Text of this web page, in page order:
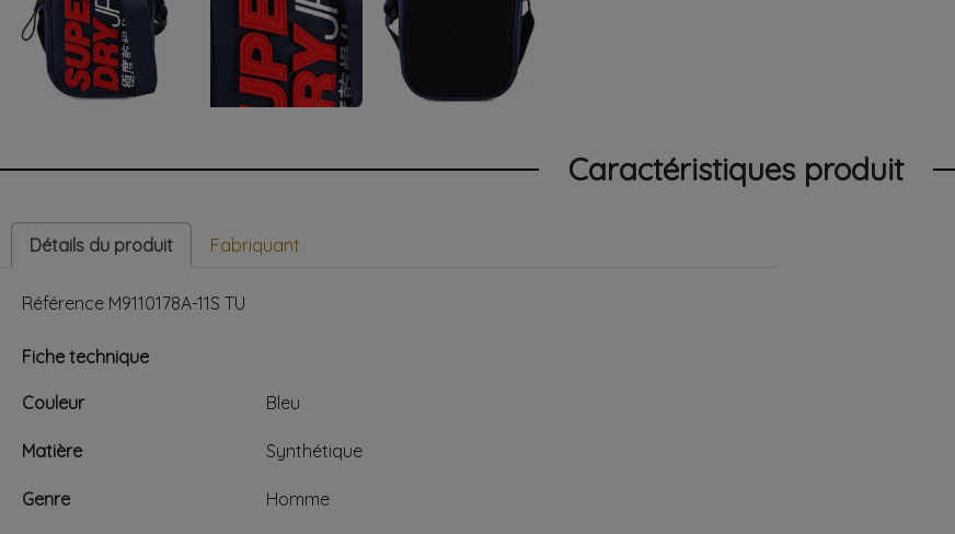
Caractéristiques produit
Détails du produit Fabriquant
Référence M9110178A-11S TU
Fiche technique
Couleur Bleu
Matière Synthétique
Genre Homme